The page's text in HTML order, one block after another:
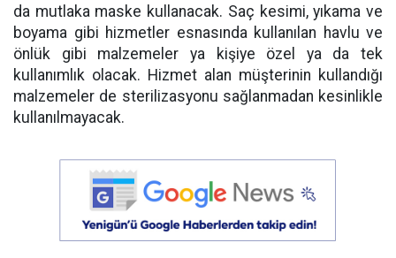
da mutlaka maske kullanacak. Saç kesimi, yıkama ve
boyama gibi hizmetler esnasında kullanılan havlu ve
önlük gibi malzemeler ya kişiye özel ya da tek
kullanımlık olacak. Hizmet alan müşterinin kullandığı
malzemeler de sterilizasyonu sağlanmadan kesinlikle
kullanılmayacak.